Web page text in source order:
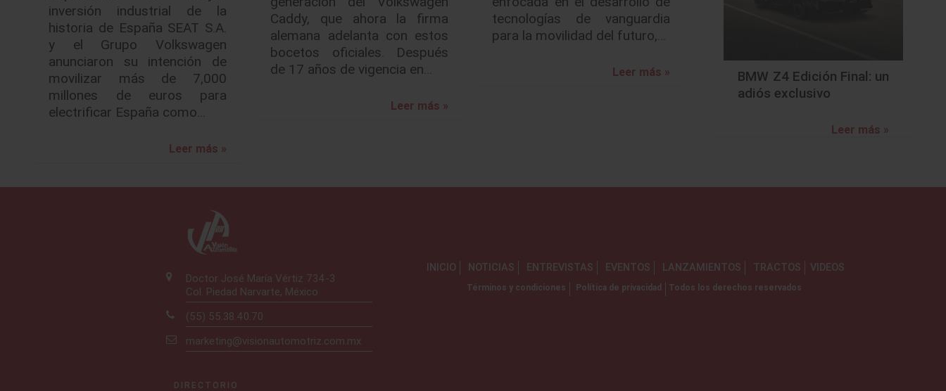
inversión industrial de la
historia de España SEAT S.A.
y el Grupo Volkswagen
anunciaron su intención de
movilizar más de 7,000
millones de euros para
electrificar España como…
Leer más »
Caddy, que ahora la firma
alemana adelanta con estos
bocetos oficiales. Después
de 17 años de vigencia en…
Leer más »
tecnologías de vanguardia
para la movilidad del futuro,…
Leer más »
BMW Z4 Edición Final: un
adiós exclusivo
Leer más »
Doctor José María Vértiz 734-3
Col. Piedad Narvarte, México
(55) 55.38.40.70
marketing@visionautomotriz.com.mx
DIRECTORIO
INICIO NOTICIAS ENTREVISTAS EVENTOS LANZAMIENTOS TRACTOS VIDEOS
Términos y condiciones Política de privacidad Todos los derechos reservados